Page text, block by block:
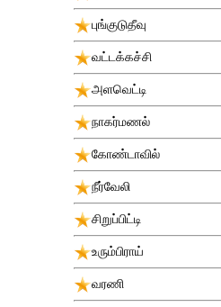
புங்குடுதீவு
வட்டக்கச்சி
அளவெட்டி
நாகர்மணல்
கோண்டாவில்
நீர்வேலி
சிறுப்பிட்டி
உரும்பிராய்
வரணி